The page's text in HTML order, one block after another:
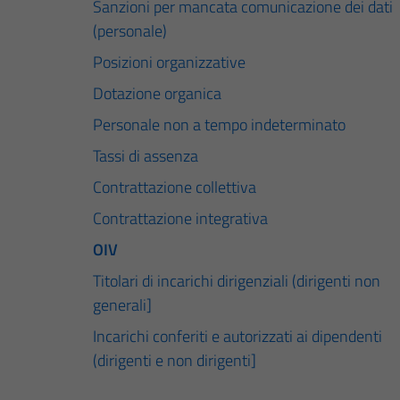
Sanzioni per mancata comunicazione dei dati
(personale)
Posizioni organizzative
Dotazione organica
Personale non a tempo indeterminato
Tassi di assenza
Contrattazione collettiva
Contrattazione integrativa
OIV
Titolari di incarichi dirigenziali (dirigenti non
generali]
Incarichi conferiti e autorizzati ai dipendenti
(dirigenti e non dirigenti]